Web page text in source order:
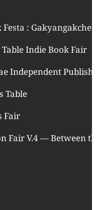
:
Indie Book Fair
Independent
Table
Fair
Fair V.4 — Between